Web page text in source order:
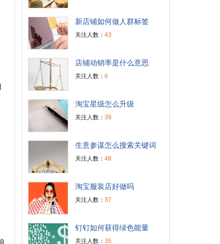
新店铺如何做人群标签
关注人数： 43
店铺动销率是什么意思
关注人数： 6
淘宝星级怎么升级
关注人数： 39
生意参谋怎么搜索关键词
关注人数： 48
淘宝服装店好做吗
关注人数： 37
钉钉如何获得绿色能量
关注人数： 35